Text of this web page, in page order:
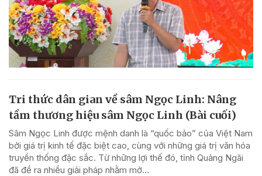
Tri thức dân gian về sâm Ngọc Linh: Nâng
tầm thương hiệu sâm Ngọc Linh (Bài cuối)
Sâm Ngọc Linh được mệnh danh là “quốc bảo” của Việt Nam
bởi giá trị kinh tế đặc biệt cao, cùng với những giá trị văn hóa
truyền thống đặc sắc. Từ những lợi thế đó, tỉnh Quảng Ngãi
đã đề ra nhiều giải pháp nhằm mở...